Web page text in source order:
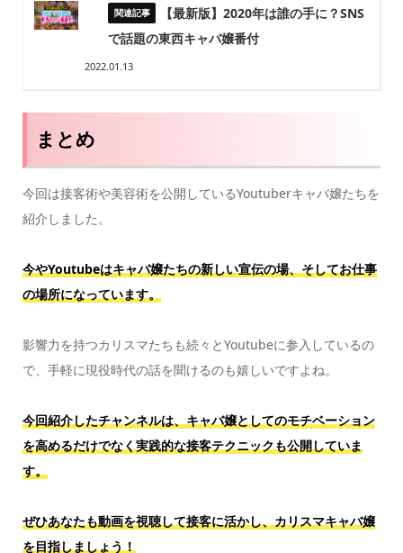
【最新版】2020年は誰の手に？SNS
で話題の東西キャバ嬢番付
2022.01.13
まとめ
今回は接客術や美容術を公開しているYoutuberキャバ嬢たちを
紹介しました。
今やYoutubeはキャバ嬢たちの新しい宣伝の場、そしてお仕事
の場所になっています。
影響力を持つカリスマたちも続々とYoutubeに参入しているの
で、手軽に現役時代の話を聞けるのも嬉しいですよね。
今回紹介したチャンネルは、キャバ嬢としてのモチベーション
を高めるだけでなく実践的な接客テクニックも公開していま
す。
ぜひあなたも動画を視聴して接客に活かし、カリスマキャバ嬢
を目指しましょう！